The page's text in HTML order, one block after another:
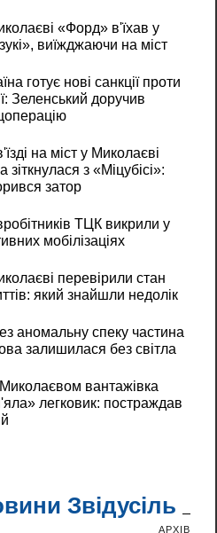
«Форд» в'їхав у
виїжджаючи на міст
готує нові санкції проти
Зеленський доручив
на міст у Миколаєві
зіткнулася з «Міцубісі»:
затор
ТЦК викрили у
мобілізаціях
перевірили стан
який знайшли недолік
аномальну спеку частина
залишилася без світла
вантажівка
легковик: постраждав
Звідусіль
АРХІВ